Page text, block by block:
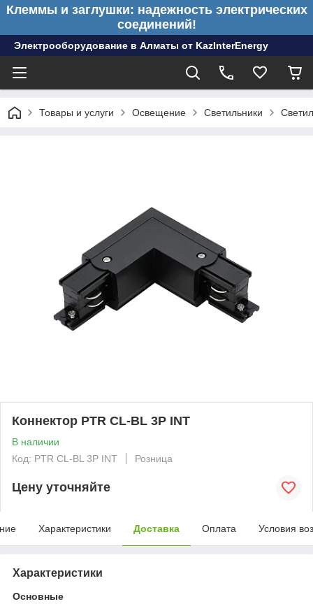
Клеммы и заглушки: надежность электрических
соединений!
Электрооборудование в Алматы от KazInterEnergy
Товары и услуги Освещение Светильники
Коннектор PTR CL-BL 3P INT
В наличии
Код: PTR CL-BL 3P INT
Розница
Цену уточняйте
Характеристики Доставка Оплата Условия
Характеристики
Основные